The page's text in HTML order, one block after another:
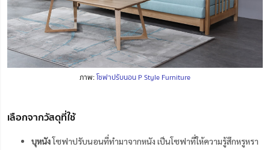
ภาพ:โซฟาปรับนอน P Style Furniture
เลือกจากวัสดุที่ใช้
บุหนังโซฟาปรับนอนที่ทำมาจากหนัง เป็นโซฟาที่ให้ความรู้สึกหรูหรา